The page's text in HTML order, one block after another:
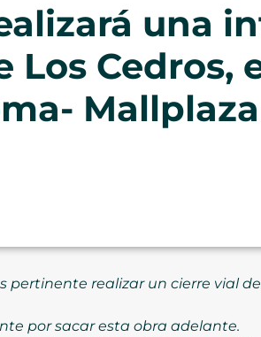
una
Cedros,
Mallplaza
realizar un cierre vial
por sacar esta obra adelante.